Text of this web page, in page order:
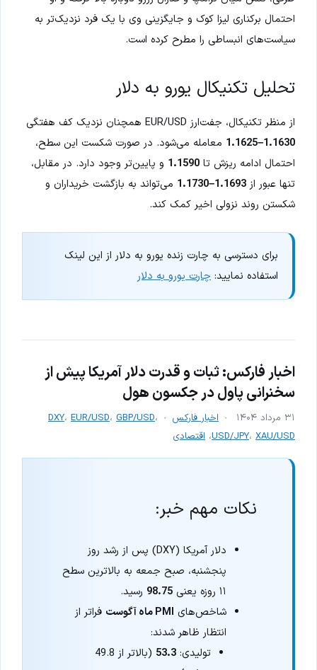
احتمال برکناری لیزا کوک و جایگزینی وی با یک فرد نزدیک‌تر به
سیاست‌های انبساطی را مطرح کرده است.
تحلیل تکنیکال یورو به دلار
از منظر تکنیکال، جفت‌ارز EUR/USD همچنان نزدیک کف هفتگی
1.1630–1.1625
معامله می‌شود. در صورت شکست این سطح،
احتمال ادامه ریزش تا 1.1590 و پایین‌تر وجود دارد. در مقابل،
تنها عبور از 1.1693–1.1730
می‌تواند به بازگشت خریداران و
شکستن روند نزولی اخیر کمک کند.
برای دسترسی به چارت زنده یورو به دلار از این لینک
استفاده نمایید: چارت یورو به دلار
اخبار فارکس: ثبات و قدرت دلار آمریکا پیش از
سخنرانی پاول در جکسون هول
۳۱ مرداد ۱۴۰۴ اخبار فارکس DXY، EUR/USD، GBP/USD،
USD/JPY، XAU/USD ، اقتصادی
نکات مهم خبر:
دلار آمریکا (DXY) پس از رشد روز
پنجشنبه، صبح جمعه به بالاترین سطح
۱۱ روزه یعنی
98.75 رسید.
شاخص‌های PMI ماه آگوست
فراتر از
انتظار ظاهر شدند:
تولیدی:53.3
(بالاتر از 49.8